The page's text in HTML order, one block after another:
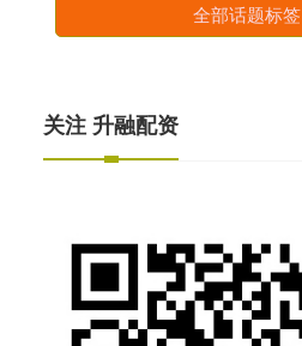
全部话题标签
关注 升融配资